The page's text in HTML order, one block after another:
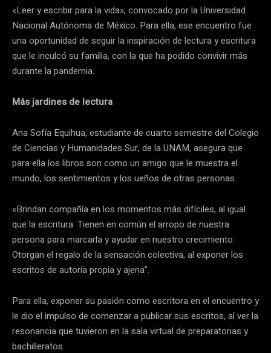
«Leer y escribir para la vida», convocado por la Universidad
Nacional Autónoma de México. Para ella, ese encuentro fue
una oportunidad de seguir la inspiración de lectura y escritura
que le inculcó su familia, con la que ha podido convivir más
durante la pandemia.
Más jardines de lectura
Ana Sofía Equihua, estudiante de cuarto semestre del Colegio
de Ciencias y Humanidades Sur, de la UNAM, asegura que
para ella los libros son como un amigo que le muestra el
mundo, los sentimientos y los ueños de otras personas.
«Brindan compañía en los momentos más difíciles, al igual
que la escritura. Tienen en común el arropo de nuestra
persona para marcarla y ayudar en nuestro crecimiento.
Otorgan el regalo de la sensación colectiva, al exponer los
escritos de autoría propia y ajena”.
Para ella, exponer su pasión como escritora en el encuentro y
le dio el impulso de comenzar a publicar sus escritos, al ver la
resonancia que tuvieron en la sala virtual de preparatorias y
bachilleratos.